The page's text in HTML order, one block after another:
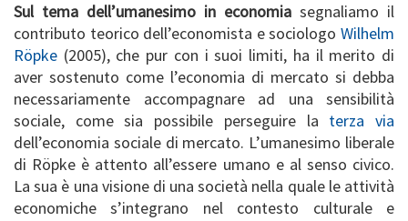
Sul tema dell’umanesimo in economia segnaliamo il
contributo teorico dell’economista e sociologo Wilhelm
Röpke (2005), che pur con i suoi limiti, ha il merito di
aver sostenuto come l’economia di mercato si debba
necessariamente accompagnare ad una sensibilità
sociale, come sia possibile perseguire la terza via
dell’economia sociale di mercato. L’umanesimo liberale
di Röpke è attento all’essere umano e al senso civico.
La sua è una visione di una società nella quale le attività
economiche s’integrano nel contesto culturale e